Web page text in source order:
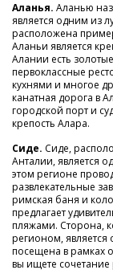
Аланья. Аланью
является одним из
расположена
Аланьи является
Алании есть
первоклассные
кухнями и многое
канатная дорога в
городской порт и
крепость Алара.
Сиде. Сиде,
Анталии, является
этом регионе
развлекательные
римская баня и
предлагает
пляжами. Сторона,
регионом,
посещена в рамках
вы ищете